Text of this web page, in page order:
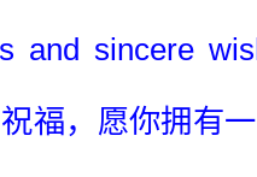
and sincere
福，愿你拥有